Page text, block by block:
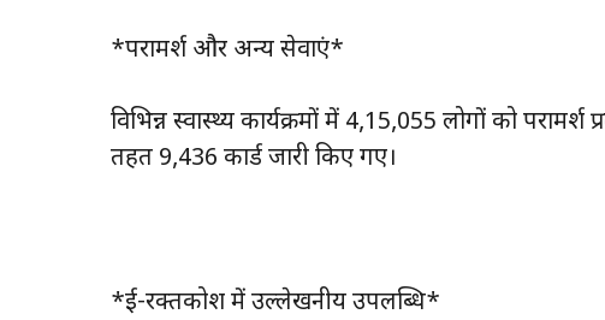
*परामर्श और अन्य सेवाएं*
विभिन्न स्वास्थ्य कार्यक्रमों में 4,15,055 लोगों को
तहत 9,436 कार्ड जारी किए गए।
*ई-रक्तकोश में उल्लेखनीय उपलब्धि*